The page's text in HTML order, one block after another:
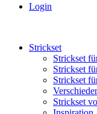
Login
Strickset
Strickset
Strickset
Strickset
Strickset